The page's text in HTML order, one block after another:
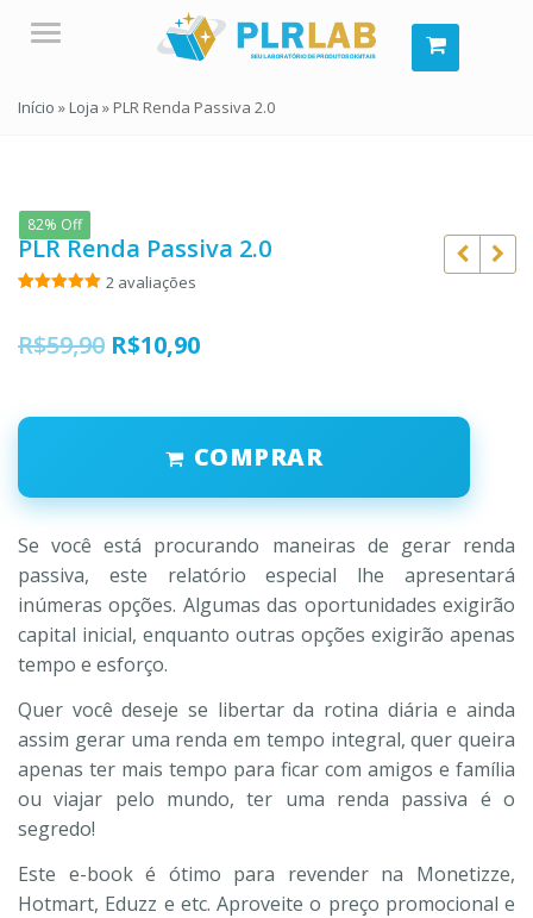
Menu
Início »Loja » PLR Renda Passiva 2.0
82% Off
PLR Renda Passiva 2.0
de 5, com
baseado
2 avaliações
R$59,90 O
original
R$59,90.
R$10,90O
atual
é:
R$10,90.
COMPRAR
Se você está procurando maneiras de gerar renda
passiva, este relatório especial lhe apresentará
inúmeras opções. Algumas das oportunidades exigirão
capital inicial, enquanto outras opções exigirão apenas
tempo e esforço.
Quer você deseje se libertar da rotina diária e ainda
assim gerar uma renda em tempo integral, quer queira
apenas ter mais tempo para ficar com amigos e família
ou viajar pelo mundo, ter uma renda passiva é o
segredo!
Este e-book é ótimo para revender na Monetizze,
Hotmart, Eduzz e etc. Aproveite o preço promocional e